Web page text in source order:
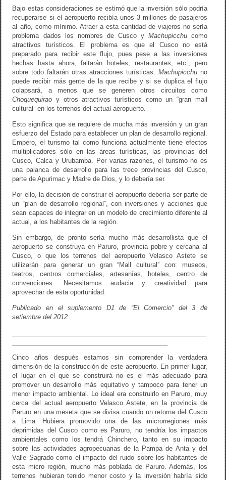
Bajo estas consideraciones se estimó que la inversión sólo podría
recuperarse si el aeropuerto recibía unos 3 millones de pasajeros
al año, como mínimo. Atraer a esta cantidad de viajeros no sería
problema dados los nombres de Cusco y Machupicchu como
atractivos turísticos. El problema es que el Cusco no está
preparado para recibir este flujo, pues pese a las inversiones
hechas hasta ahora, faltarán hoteles, restaurantes, etc., pero
sobre todo faltarán otras atracciones turísticas. Machupicchuno
puede recibir más gente de la que recibe y si se duplica el flujo
colapsará, a menos que se generen otros circuitos como
Choquequirao y otros atractivos turísticos como un “gran mall
cultural” en los terrenos del actual aeropuerto.
Esto significa que se requiere de mucha más inversión y un gran
esfuerzo del Estado para establecer un plan de desarrollo regional.
Empero, el turismo tal como funciona actualmente tiene efectos
multiplicadores sólo en las áreas turísticas, las provincias del
Cusco, Calca y Urubamba. Por varias razones, el turismo no es
una palanca de desarrollo para las trece provincias del Cusco,
parte de Apurimac y Madre de Dios, y lo debería ser.
Por ello, la decisión de construir el aeropuerto debería ser parte de
un “plan de desarrollo regional”, con inversiones y acciones que
sean capaces de integrar en un modelo de crecimiento diferente al
actual, a los habitantes de la región.
Sin embargo, de pronto sería mucho más desarrollista que el
aeropuerto se construya en Paruro, provincia pobre y cercana al
Cusco, o que los terrenos del aeropuerto Velasco Astete se
utilizarán para generar un gran “Mall cultural” con: museos,
teatros, centros comerciales, artesanías, hoteles, centro de
convenciones. Necesitamos audacia y creatividad para
aprovechar de esta oportunidad.
Publicado en el suplemento D1 de “El Comercio” del 3 de
setiembre del 2012
Cinco años después estamos sin comprender la verdadera
dimensión de la construcción de este aeropuerto. En primer lugar,
el lugar en el que se construirá no es el más adecuado para
promover un desarrollo más equitativo y tampoco para tener un
menor impacto ambiental. Lo ideal era construirlo en Paruro, muy
cerca del actual aeropuerto Velasco Astete, en la provincia de
Paruro en una meseta que se divisa cuando un retorna del Cusco
a Lima. Hubiera promovido una de las microrregiones más
deprimidas del Cusco como es Paruro, no tendría los impactos
ambientales como los tendrá Chinchero, tanto en su impacto
sobre las actividades agropecuarias de la Pampa de Anta y del
Valle Sagrado como el impacto del ruido sobre los habitantes de
esta micro región, mucho más poblada de Paruro. Además, los
terrenos hubieran tenido menor costo y la inversión habría sido